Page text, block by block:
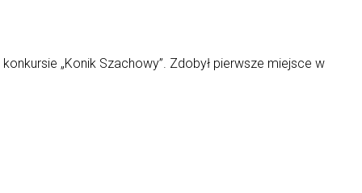
„Konik Szachowy”. Zdobył pierwsze miejsce w